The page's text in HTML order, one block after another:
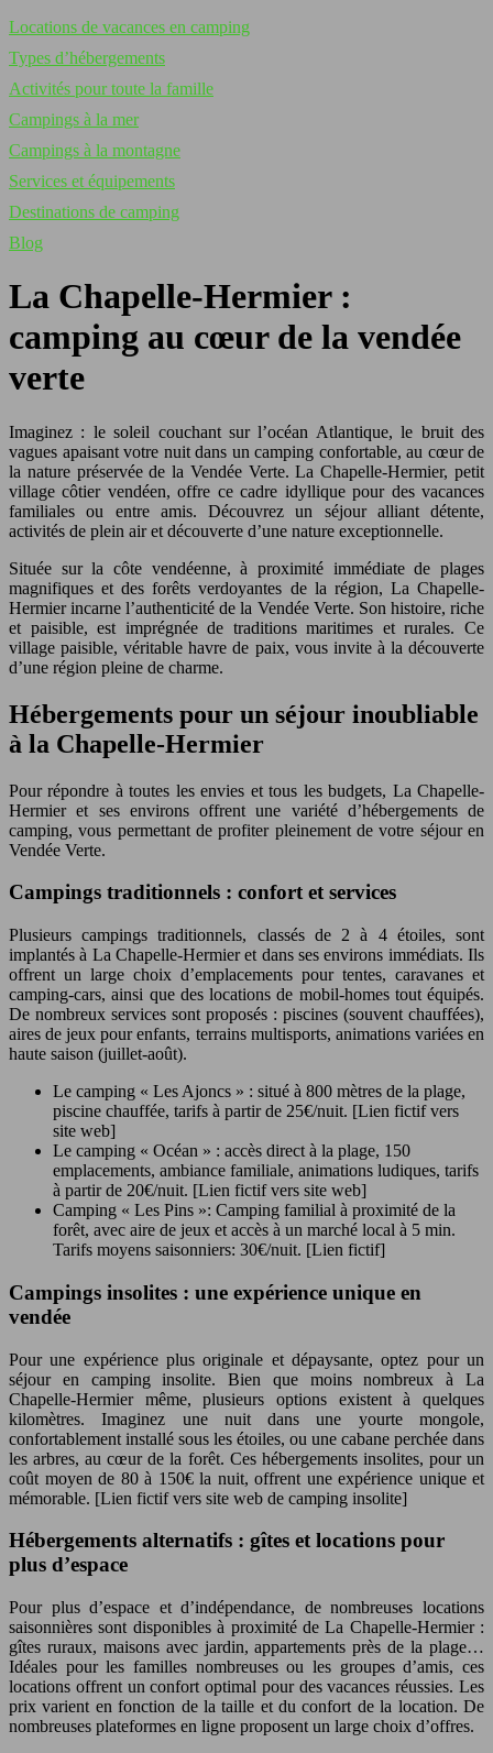
Locations de vacances en camping
Types d’hébergements
Activités pour toute la famille
Campings à la mer
Campings à la montagne
Services et équipements
Destinations de camping
Blog
La Chapelle-Hermier :
camping au cœur de la vendée
verte
Imaginez : le soleil couchant sur l’océan Atlantique, le bruit des
vagues apaisant votre nuit dans un camping confortable, au cœur de
la nature préservée de la Vendée Verte. La Chapelle-Hermier, petit
village côtier vendéen, offre ce cadre idyllique pour des vacances
familiales ou entre amis. Découvrez un séjour alliant détente,
activités de plein air et découverte d’une nature exceptionnelle.
Située sur la côte vendéenne, à proximité immédiate de plages
magnifiques et des forêts verdoyantes de la région, La Chapelle-
Hermier incarne l’authenticité de la Vendée Verte. Son histoire, riche
et paisible, est imprégnée de traditions maritimes et rurales. Ce
village paisible, véritable havre de paix, vous invite à la découverte
d’une région pleine de charme.
Hébergements pour un séjour inoubliable
à la Chapelle-Hermier
Pour répondre à toutes les envies et tous les budgets, La Chapelle-
Hermier et ses environs offrent une variété d’hébergements de
camping, vous permettant de profiter pleinement de votre séjour en
Vendée Verte.
Campings traditionnels : confort et services
Plusieurs campings traditionnels, classés de 2 à 4 étoiles, sont
implantés à La Chapelle-Hermier et dans ses environs immédiats. Ils
offrent un large choix d’emplacements pour tentes, caravanes et
camping-cars, ainsi que des locations de mobil-homes tout équipés.
De nombreux services sont proposés : piscines (souvent chauffées),
aires de jeux pour enfants, terrains multisports, animations variées en
haute saison (juillet-août).
Le camping « Les Ajoncs » : situé à 800 mètres de la plage,
piscine chauffée, tarifs à partir de 25€/nuit. [Lien fictif vers
site web]
Le camping « Océan » : accès direct à la plage, 150
emplacements, ambiance familiale, animations ludiques, tarifs
à partir de 20€/nuit. [Lien fictif vers site web]
Camping « Les Pins »: Camping familial à proximité de la
forêt, avec aire de jeux et accès à un marché local à 5 min.
Tarifs moyens saisonniers: 30€/nuit. [Lien fictif]
Campings insolites : une expérience unique en
vendée
Pour une expérience plus originale et dépaysante, optez pour un
séjour en camping insolite. Bien que moins nombreux à La
Chapelle-Hermier même, plusieurs options existent à quelques
kilomètres. Imaginez une nuit dans une yourte mongole,
confortablement installé sous les étoiles, ou une cabane perchée dans
les arbres, au cœur de la forêt. Ces hébergements insolites, pour un
coût moyen de 80 à 150€ la nuit, offrent une expérience unique et
mémorable. [Lien fictif vers site web de camping insolite]
Hébergements alternatifs : gîtes et locations pour
plus d’espace
Pour plus d’espace et d’indépendance, de nombreuses locations
saisonnières sont disponibles à proximité de La Chapelle-Hermier :
gîtes ruraux, maisons avec jardin, appartements près de la plage…
Idéales pour les familles nombreuses ou les groupes d’amis, ces
locations offrent un confort optimal pour des vacances réussies. Les
prix varient en fonction de la taille et du confort de la location. De
nombreuses plateformes en ligne proposent un large choix d’offres.